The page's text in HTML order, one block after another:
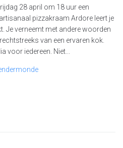
28 april om 18 uur een
pizzakraam Ardore leert je
Je verneemt met andere woorden
van een ervaren kok.
voor iedereen. Niet...